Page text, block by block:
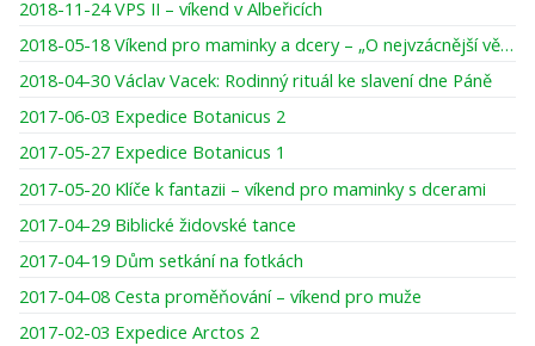
2018-11-24 VPS II – víkend v Albeřicích
2018-05-18 Víkend pro maminky a dcery – „O nejvzácnější věci pod sluncem“
2018-04-30 Václav Vacek: Rodinný rituál ke slavení dne Páně
2017-06-03 Expedice Botanicus 2
2017-05-27 Expedice Botanicus 1
2017-05-20 Klíče k fantazii – víkend pro maminky s dcerami
2017-04-29 Biblické židovské tance
2017-04-19 Dům setkání na fotkách
2017-04-08 Cesta proměňování – víkend pro muže
2017-02-03 Expedice Arctos 2